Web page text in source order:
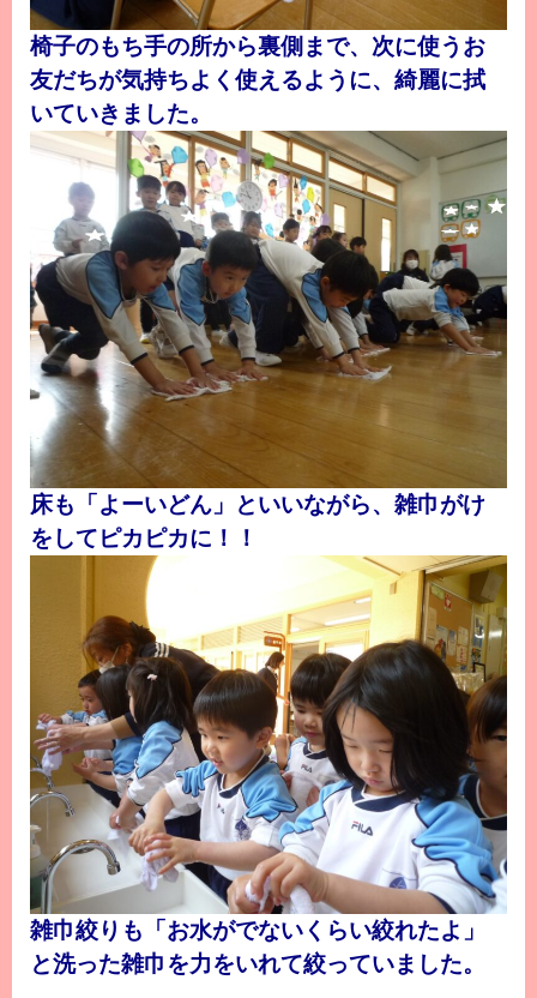
椅子のもち手の所から裏側まで、次に使うお
友だちが気持ちよく使えるように、綺麗に拭
いていきました。
床も「よーいどん」といいながら、雑巾がけ
をしてピカピカに！！
雑巾絞りも「お水がでないくらい絞れたよ」
と洗った雑巾を力をいれて絞っていました。